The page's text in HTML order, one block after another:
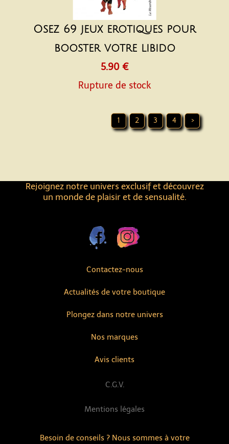
Contactez-nous
Actualités de votre boutique
Avis clients
Nos marques
Rejoignez notre univers exclusif et découvrez
un monde de plaisir et de sensualité.
Besoin de conseils ? Nous sommes à votre
Plongez dans notre univers
Mentions légales
C.G.V.
Osez 69 jeux erotiques pour
booster votre libido
5.90 €
Rupture de stock
1 2 3 4 >